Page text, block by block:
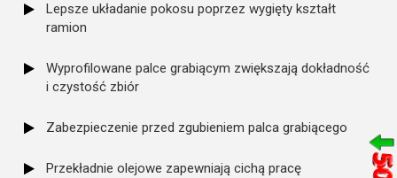
Lepsze układanie pokosu poprzez wygięty kształt
ramion
Wyprofilowane palce grabiącym zwiększają dokładność
i czystość zbiór
Zabezpieczenie przed zgubieniem palca grabiącego
Przekładnie olejowe zapewniają cichą pracę